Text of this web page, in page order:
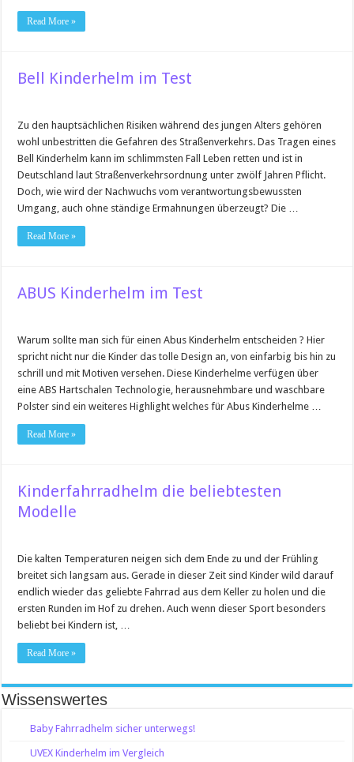
Read More »
Bell Kinderhelm im Test
Zu den hauptsächlichen Risiken während des jungen Alters gehören
wohl unbestritten die Gefahren des Straßenverkehrs. Das Tragen eines
Bell Kinderhelm kann im schlimmsten Fall Leben retten und ist in
Deutschland laut Straßenverkehrsordnung unter zwölf Jahren Pflicht.
Doch, wie wird der Nachwuchs vom verantwortungsbewussten
Umgang, auch ohne ständige Ermahnungen überzeugt? Die …
Read More »
ABUS Kinderhelm im Test
Warum sollte man sich für einen Abus Kinderhelm entscheiden ? Hier
spricht nicht nur die Kinder das tolle Design an, von einfarbig bis hin zu
schrill und mit Motiven versehen. Diese Kinderhelme verfügen über
eine ABS Hartschalen Technologie, herausnehmbare und waschbare
Polster sind ein weiteres Highlight welches für Abus Kinderhelme …
Read More »
Kinderfahrradhelm die beliebtesten
Modelle
Die kalten Temperaturen neigen sich dem Ende zu und der Frühling
breitet sich langsam aus. Gerade in dieser Zeit sind Kinder wild darauf
endlich wieder das geliebte Fahrrad aus dem Keller zu holen und die
ersten Runden im Hof zu drehen. Auch wenn dieser Sport besonders
beliebt bei Kindern ist, …
Read More »
Wissenswertes
Baby Fahrradhelm sicher unterwegs!
UVEX Kinderhelm im Vergleich